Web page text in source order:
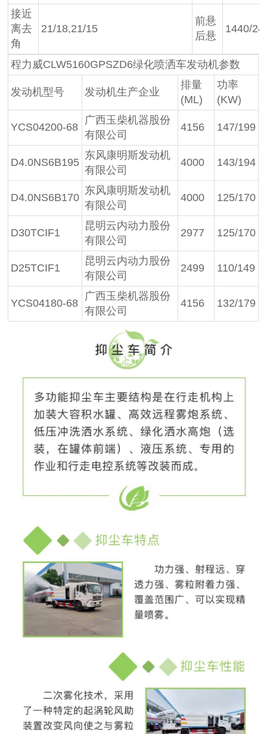
接近
离去
角
21/18,21/15
前悬
后悬
1440/
程力威CLW5160GPSZD6绿化喷洒车发动机参数
发动机型号 发动机生产企业
排量
(ML)
功率
(KW)
YCS04200-68
广西玉柴机器股份
有限公司
4156 147/199
D4.0NS6B195
东风康明斯发动机
有限公司
4000 143/194
D4.0NS6B170
东风康明斯发动机
有限公司
4000 125/170
D30TCIF1
昆明云内动力股份
有限公司
2977 125/170
D25TCIF1
昆明云内动力股份
有限公司
2499 110/149
YCS04180-68
广西玉柴机器股份
有限公司
4156 132/179